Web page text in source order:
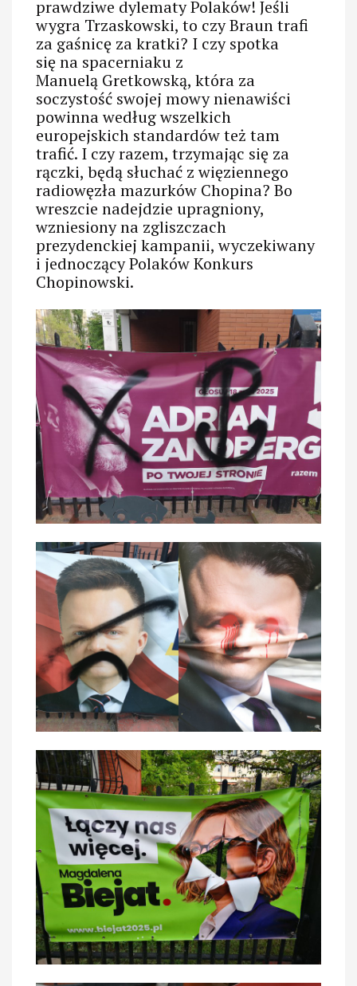
prawdziwe dylematy Polaków! Jeśli
wygra Trzaskowski, to czy Braun trafi
za gaśnicę za kratki? I czy spotka
się na spacerniaku z
Manuelą Gretkowską, która za
soczystość swojej mowy nienawiści
powinna według wszelkich
europejskich standardów też tam
trafić. I czy razem, trzymając się za
rączki, będą słuchać z więziennego
radiowęzła mazurków Chopina? Bo
wreszcie nadejdzie upragniony,
wzniesiony na zgliszczach
prezydenckiej kampanii, wyczekiwany
i jednoczący Polaków Konkurs
Chopinowski.